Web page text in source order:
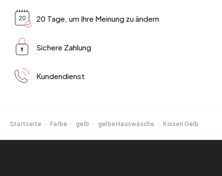
20 Tage, um Ihre Meinung zu ändern
Sichere Zahlung
Kundendienst
Startseite · Farbe · gelb · gelbe Hauswäsche · Kissen Gelb